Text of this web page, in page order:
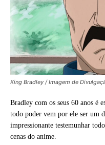
King Bradley / Imagem de
Bradley com os seus 60 anos é
todo poder vem por ele ser um
impressionante testemunhar
cenas do anime.